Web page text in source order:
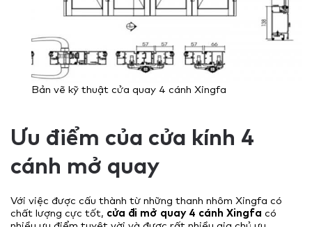
Bản vẽ kỹ thuật cửa quay 4 cánh Xingfa
Ưu điểm của cửa kính 4
cánh mở quay
Với việc được cấu thành từ những thanh nhôm Xingfa có
chất lượng cực tốt, cửa đi mở quay 4 cánh Xingfa có